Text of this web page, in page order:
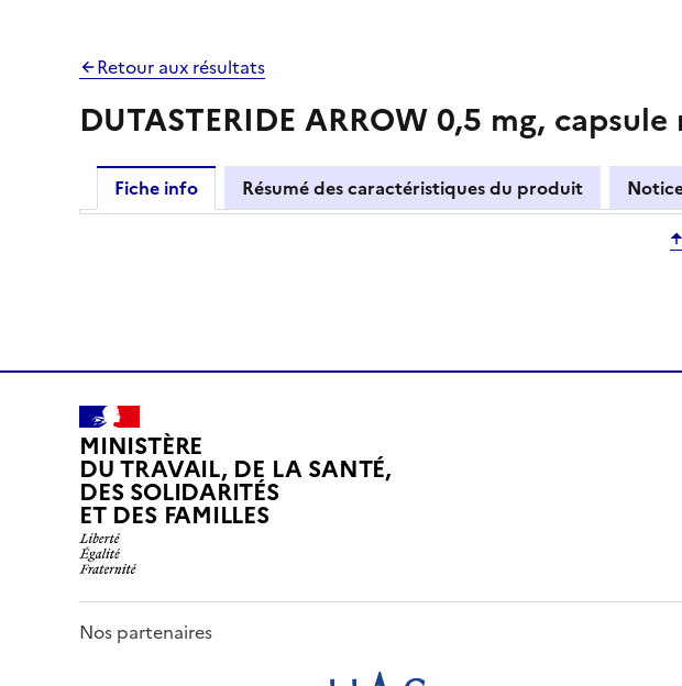
Retour aux résultats
DUTASTERIDE ARROW 0,5 mg,
Fiche info Résumé des caractéristiques du produit
MINISTÈRE
DU TRAVAIL, DE LA SANTÉ,
DES SOLIDARITÉS
ET DES FAMILLES
Nos partenaires